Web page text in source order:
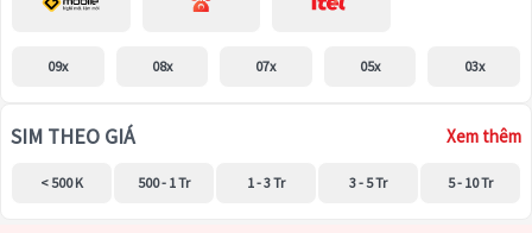
09x 08x 07x 05x 03x
SIM THEO GIÁ Xem thêm
< 500 K 500 - 1 Tr 1 - 3 Tr 3 - 5 Tr 5 - 10 Tr